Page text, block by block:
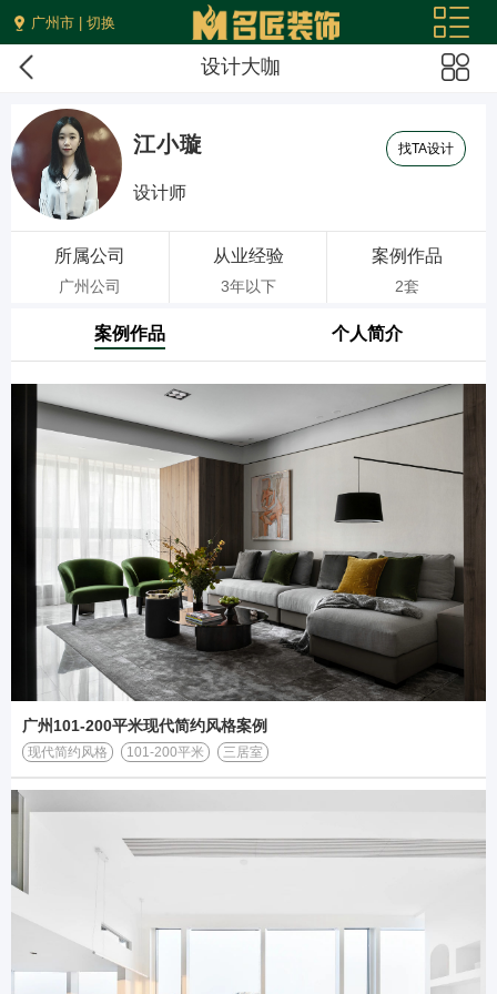
广州市 | 切换
设计大咖
江小璇
设计师
找TA设计
所属公司
广州公司
从业经验
3年以下
案例作品
2套
案例作品 个人简介
广州101-200平米现代简约风格案例
现代简约风格 101-200平米 三居室